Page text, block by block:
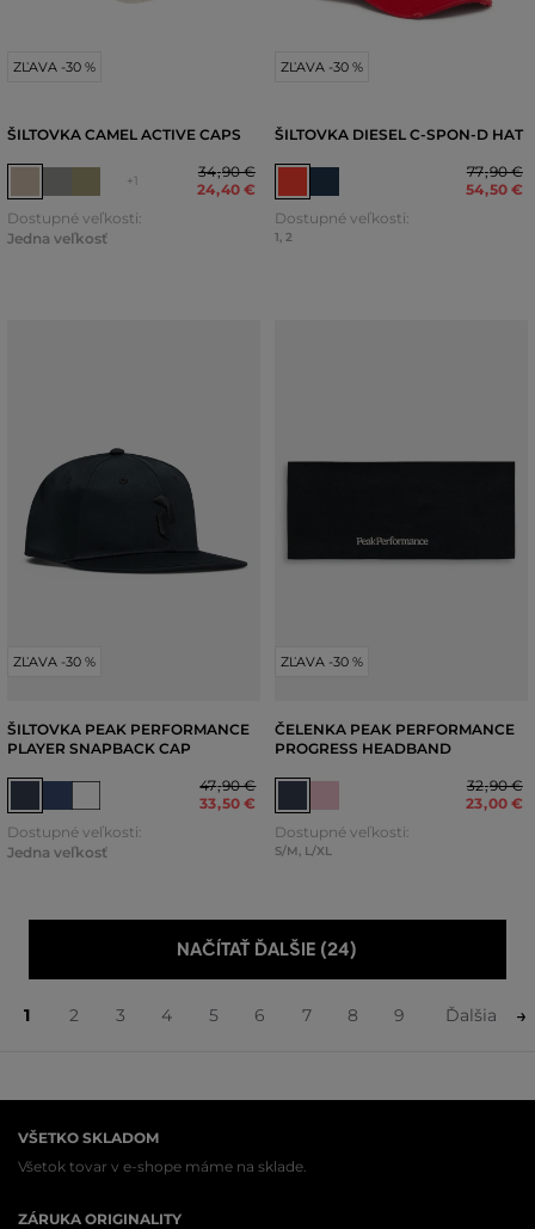
ZĽAVA -30 %
ŠILTOVKA CAMEL ACTIVE CAPS
+1
34,90 €
24,40 €
Dostupné veľkosti:
Jedna veľkosť
ZĽAVA -30 %
ŠILTOVKA DIESEL C-SPON-D HAT
77,90 €
54,50 €
Dostupné veľkosti:
1 2
ZĽAVA -30 %
ŠILTOVKA PEAK PERFORMANCE
PLAYER SNAPBACK CAP
47,90 €
33,50 €
Dostupné veľkosti:
Jedna veľkosť
ZĽAVA -30 %
ČELENKA PEAK PERFORMANCE
PROGRESS HEADBAND
32,90 €
23,00 €
Dostupné veľkosti:
S/M, L/XL
NAČÍTAŤ ĎALŠIE (24)
1 2 3 4 5 6 7 8 9 Ďalšia
VŠETKO SKLADOM
Všetok tovar v e-shope máme na sklade.
ZÁRUKA ORIGINALITY